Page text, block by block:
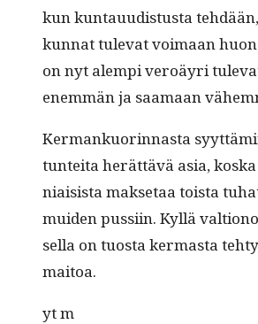
kun kun­tau­ud­is­tus­ta
kun­nat tule­vat voimaan
on nyt alem­pi veroäyri
enem­män ja saa­maan
Ker­mankuorin­nas­ta
tun­tei­ta herät­tävä asia,
ni­ai­sista mak­se­taa toista
muiden pus­si­in. Kyl­lä
sel­la on tuos­ta ker­mas­ta
maitoa.
yt m